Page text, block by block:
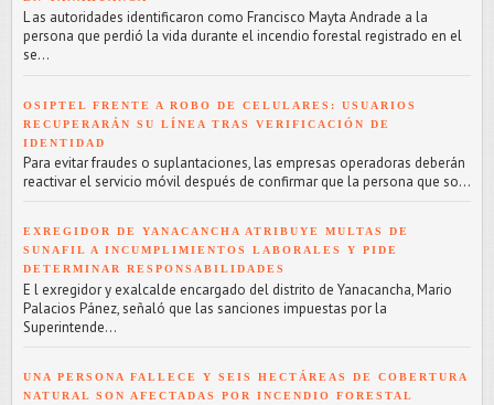
L as autoridades identificaron como Francisco Mayta Andrade a la
persona que perdió la vida durante el incendio forestal registrado en el
se...
OSIPTEL FRENTE A ROBO DE CELULARES: USUARIOS
RECUPERARÁN SU LÍNEA TRAS VERIFICACIÓN DE
IDENTIDAD
Para evitar fraudes o suplantaciones, las empresas operadoras deberán
reactivar el servicio móvil después de confirmar que la persona que so...
EXREGIDOR DE YANACANCHA ATRIBUYE MULTAS DE
SUNAFIL A INCUMPLIMIENTOS LABORALES Y PIDE
DETERMINAR RESPONSABILIDADES
E l exregidor y exalcalde encargado del distrito de Yanacancha, Mario
Palacios Pánez, señaló que las sanciones impuestas por la
Superintende...
UNA PERSONA FALLECE Y SEIS HECTÁREAS DE COBERTURA
NATURAL SON AFECTADAS POR INCENDIO FORESTAL